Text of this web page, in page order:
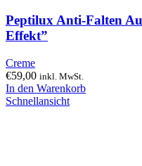
Peptilux Anti-Falten
Effekt”
Creme
€59,00 inkl. MwSt.
In den Warenkorb
Schnellansicht